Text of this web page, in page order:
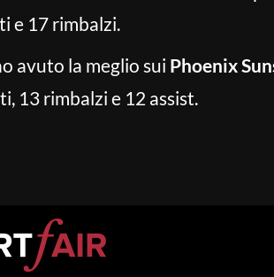
e 17 rimbalzi.
avuto la meglio sui Phoenix
13 rimbalzi e 12 assist.